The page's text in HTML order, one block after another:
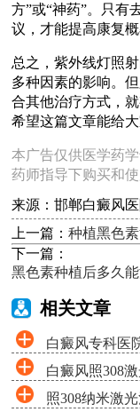
方”或“神药”。只有
议，才能提高康复
总之，紫外线灯照
多种因素的影响。
合其他治疗方式，
希望这篇文章能给
本广告仅供医学药
药师指导下购买和使
来源：邯郸白癜风
上一篇：种植黑色
下一篇：
黑色素种植后多久
相关文章
白癜风专科医
白癜风照308
照吗
照308纳米激